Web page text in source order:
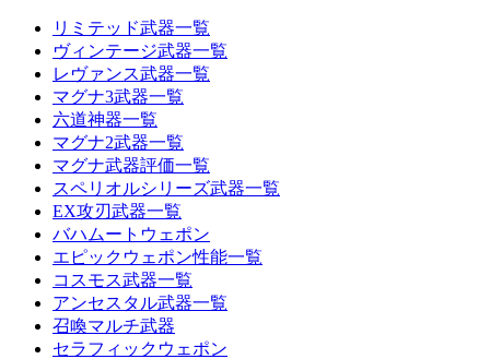
リミテッド武器一覧
ヴィンテージ武器一覧
レヴァンス武器一覧
マグナ3武器一覧
六道神器一覧
マグナ2武器一覧
マグナ武器評価一覧
スペリオルシリーズ武器一覧
EX攻刃武器一覧
バハムートウェポン
エピックウェポン性能一覧
コスモス武器一覧
アンセスタル武器一覧
召喚マルチ武器
セラフィックウェポン